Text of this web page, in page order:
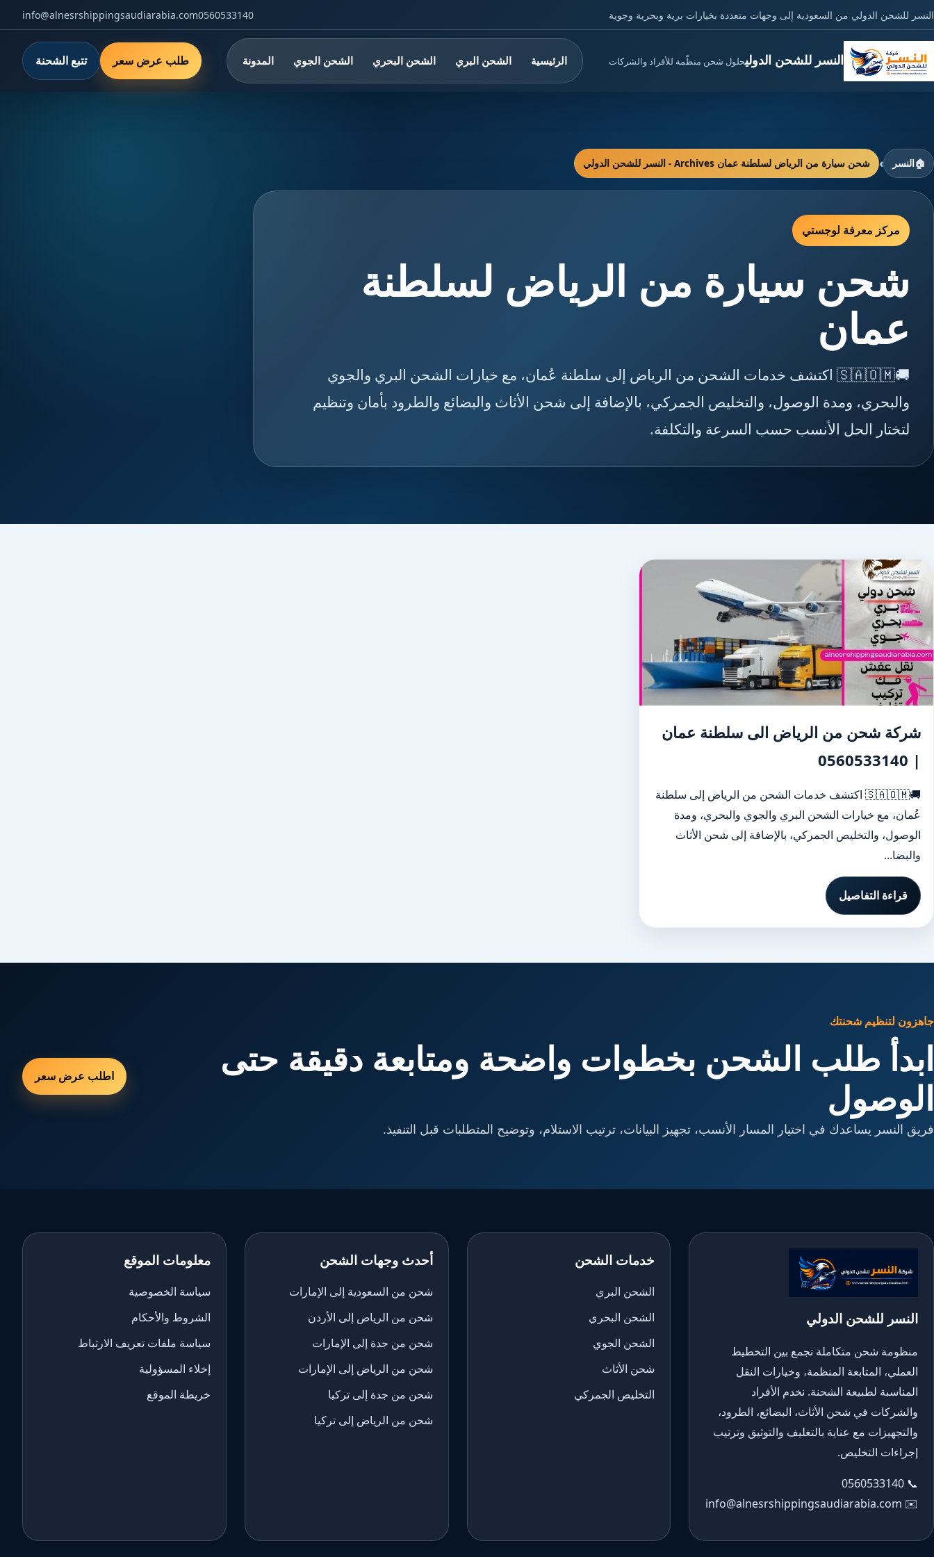
النسر للشحن الدولي من السعودية إلى وجهات متعددة بخيارات برية وبحرية وجوية 0560533140
info@alnesrshippingsaudiarabia.com
النسر للشحن الدوليحلول شحن منظّمة للأفراد والشركات الرئيسية الشحن البري الشحن البحري الشحن الجوي المدونة طلب عرض سعر تتبع الشحنة
🏠النسر › شحن سيارة من الرياض لسلطنة عمان Archives - النسر للشحن الدولي
مركز معرفة لوجستي
شحن سيارة من الرياض لسلطنة
عمان
🚚🇸🇦🇴🇲 اكتشف خدمات الشحن من الرياض إلى سلطنة عُمان، مع خيارات الشحن البري والجوي
والبحري، ومدة الوصول، والتخليص الجمركي، بالإضافة إلى شحن الأثاث والبضائع والطرود بأمان وتنظيم
لتختار الحل الأنسب حسب السرعة والتكلفة.
شركة شحن من الرياض الى سلطنة عمان
| 0560533140
🚚🇸🇦🇴🇲 اكتشف خدمات الشحن من الرياض إلى سلطنة
عُمان، مع خيارات الشحن البري والجوي والبحري، ومدة
الوصول، والتخليص الجمركي، بالإضافة إلى شحن الأثاث
والبضا...
قراءة التفاصيل
جاهزون لتنظيم شحنتك
ابدأ طلب الشحن بخطوات واضحة ومتابعة دقيقة حتى
الوصول
فريق النسر يساعدك في اختيار المسار الأنسب، تجهيز البيانات، ترتيب الاستلام، وتوضيح المتطلبات قبل التنفيذ.
اطلب عرض سعر
النسر للشحن الدولي
منظومة شحن متكاملة تجمع بين التخطيط
العملي، المتابعة المنظمة، وخيارات النقل
المناسبة لطبيعة الشحنة. نخدم الأفراد
والشركات في شحن الأثاث، البضائع، الطرود،
والتجهيزات مع عناية بالتغليف والتوثيق وترتيب
إجراءات التخليص.
📞
0560533140
✉️
info@alnesrshippingsaudiarabia.com
خدمات الشحن
الشحن البري
الشحن البحري
الشحن الجوي
شحن الأثاث
التخليص الجمركي
أحدث وجهات الشحن
شحن من السعودية إلى الإمارات
شحن من الرياض إلى الأردن
شحن من جدة إلى الإمارات
شحن من الرياض إلى الإمارات
شحن من جدة إلى تركيا
شحن من الرياض إلى تركيا
معلومات الموقع
سياسة الخصوصية
الشروط والأحكام
سياسة ملفات تعريف الارتباط
إخلاء المسؤولية
خريطة الموقع